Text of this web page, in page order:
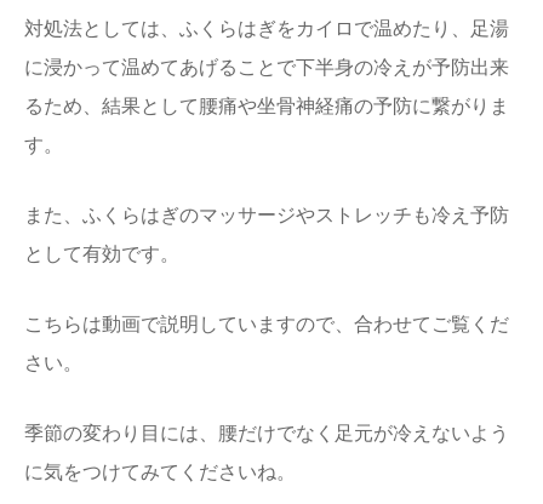
対処法としては、ふくらはぎをカイロで温めたり、足湯
に浸かって温めてあげることで下半身の冷えが予防出来
るため、結果として腰痛や坐骨神経痛の予防に繋がりま
す。
また、ふくらはぎのマッサージやストレッチも冷え予防
として有効です。
こちらは動画で説明していますので、合わせてご覧くだ
さい。
季節の変わり目には、腰だけでなく足元が冷えないよう
に気をつけてみてくださいね。